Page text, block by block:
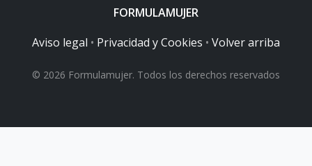
FORMULAMUJER
Aviso legal • Privacidad y Cookies • Volver arriba
© 2026 Formulamujer. Todos los derechos reservados